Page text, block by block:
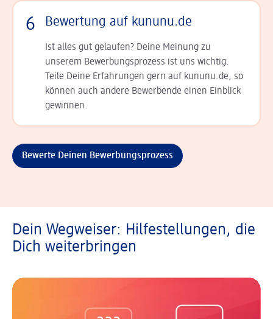
6 Bewertung auf kununu.de
Ist alles gut gelaufen? Deine Meinung zu
unserem Bewerbungsprozess ist uns wichtig.
Teile Deine Erfahrungen gern auf kununu.de, so
können auch andere Bewerbende einen Einblick
gewinnen.
Bewerte Deinen Bewerbungsprozess
Dein Wegweiser: Hilfestellungen, die
Dich weiterbringen